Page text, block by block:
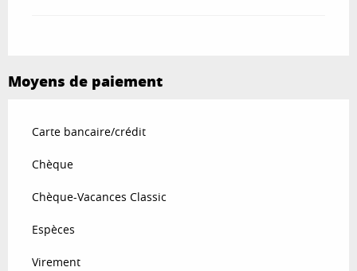
Moyens de paiement
Carte bancaire/crédit
Chèque
Chèque-Vacances Classic
Espèces
Virement